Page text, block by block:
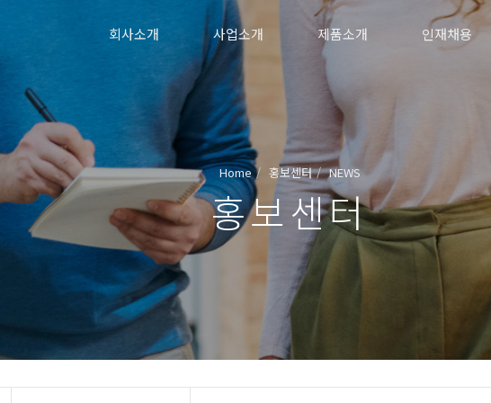
회사소개 사업소개 제품소개 인재채용
Home 홍보센터 NEWS
홍보센터